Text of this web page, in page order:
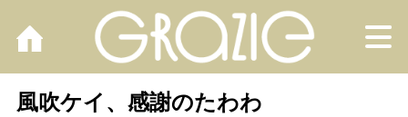
風吹ケイ、感謝のたわわ